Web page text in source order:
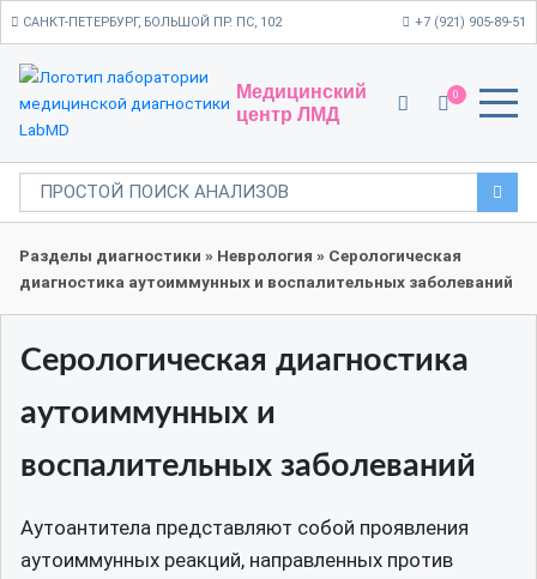
САНКТ-ПЕТЕРБУРГ, БОЛЬШОЙ ПР. ПС, 102 +7 (921) 905-89-51
Медицинский
центр ЛМД
0
Разделы диагностики » Неврология » Серологическая
диагностика аутоиммунных и воспалительных заболеваний
Серологическая диагностика
аутоиммунных и
воспалительных заболеваний
Аутоантитела представляют собой проявления
аутоиммунных реакций, направленных против